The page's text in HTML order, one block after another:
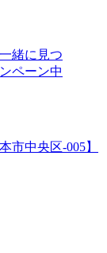
緒に見つ
ペーン中
市中央区-005】